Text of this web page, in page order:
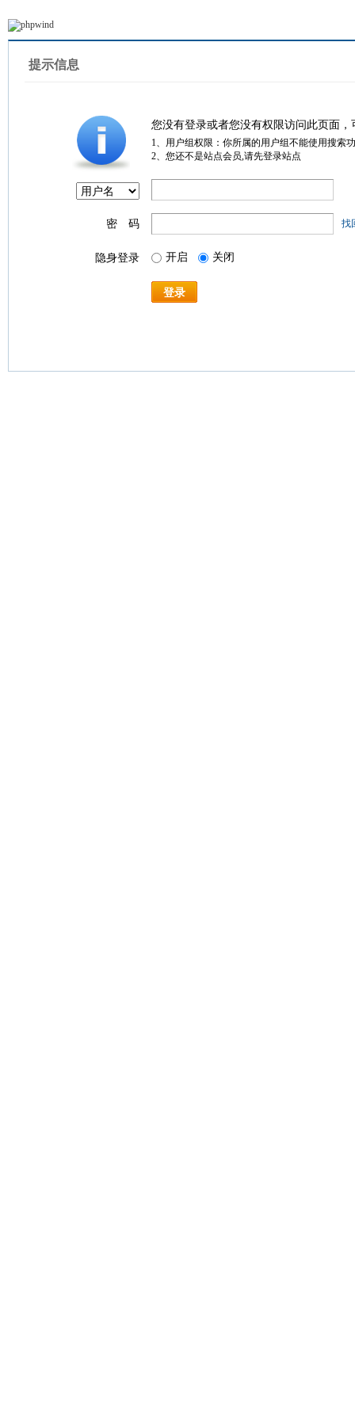
提示信息
您没有登录或者您没有权限访问此页面
1、用户组权限：你所属的用户组不能使用搜索
2、您还不是站点会员,请先登录站点
密 码 找
隐身登录 开启 关闭
登录